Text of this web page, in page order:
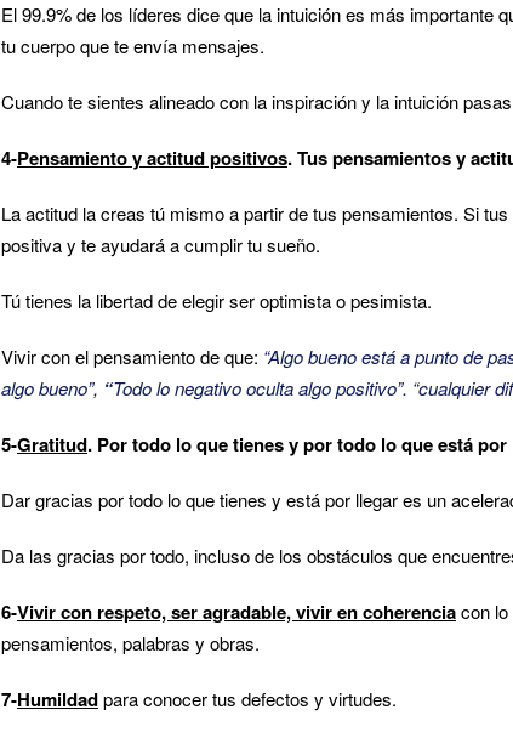
El 99.9% de los líderes dice que la intuición es más importante
tu cuerpo que te envía mensajes.
Cuando te sientes alineado con la inspiración y la intuición
4-Pensamiento y actitud positivos.Tus pensamientos y
La actitud la creas tú mismo a partir de tus pensamientos. Si
positiva y te ayudará a cumplir tu sueño.
Tú tienes la libertad de elegir ser optimista o pesimista.
Vivir con el pensamiento de que: “Algo bueno está a punto de
algo bueno”, “Todo lo negativo oculta algo positivo”. “cualquier
5-Gratitud. Por todo lo que tienes y por todo lo que está por
Dar gracias por todo lo que tienes y está por llegar es un
Da las gracias por todo, incluso de los obstáculos que
6-Vivir con respeto, ser agradable, vivir en coherenciacon lo
pensamientos, palabras y obras.
7-Humildadpara conocer tus defectos y virtudes.